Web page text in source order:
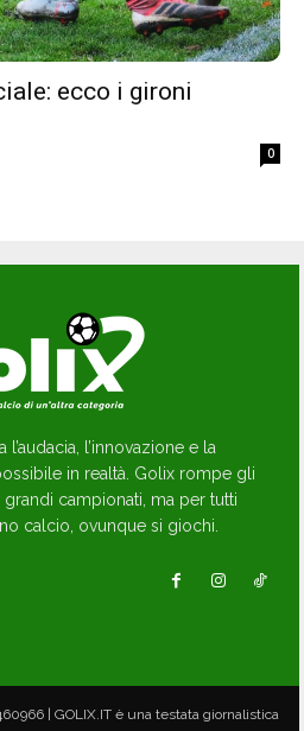
ecco i gironi
0
l’innovazione e la
in realtà. Golix rompe gli
campionati, ma per tutti
calcio, ovunque si giochi.
| GOLIX.IT è una testata giornalistica